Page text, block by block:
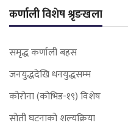
कर्णाली विशेष श्रृङखला
समृद्ध कर्णाली बहस
जनयुद्धदेखि धनयुद्धसम्म
कोरोना (कोभिड-१९) विशेष
सोती घटनाको शल्यक्रिया